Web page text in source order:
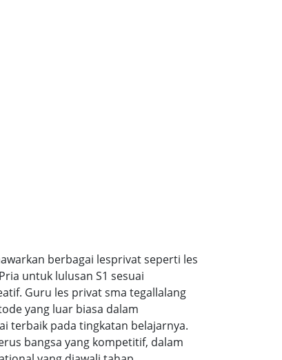
berbagai lesprivat seperti les
untuk lulusan S1 sesuai
Guru les privat sma tegallalang
yang luar biasa dalam
terbaik pada tingkatan belajarnya.
bangsa yang kompetitif, dalam